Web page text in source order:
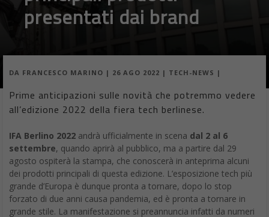
presentati dai brand
DA FRANCESCO MARINO | 26 AGO 2022 | TECH-NEWS |
Prime anticipazioni sulle novità che potremmo vedere
all’edizione 2022 della fiera tech berlinese.
IFA Berlino 2022 andrà ufficialmente in scena dal 2 al 6
settembre , quando aprirà al pubblico, ma a partire dal 29
agosto ospiterà la stampa, che conoscerà in anteprima alcuni
dei prodotti principali di questa edizione. L’esposizione tech più
grande d’Europa è dunque pronta a tornare, dopo lo stop
forzato di due anni causa pandemia, ed è pronta a tornare in
grande stile. La manifestazione si preannuncia infatti da numeri